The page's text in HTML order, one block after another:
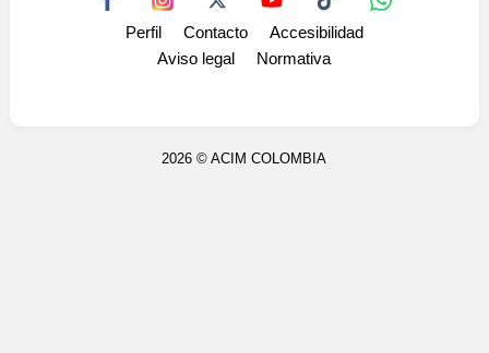
Perfil Contacto
Accesibilidad
Aviso legal
Normativa
2026 ©ACIM COLOMBIA